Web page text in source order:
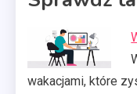
wakacjami, które